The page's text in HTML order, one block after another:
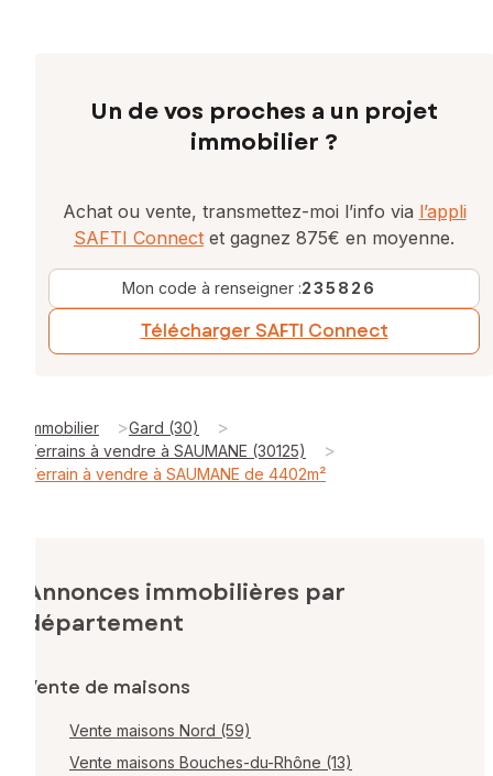
Un de vos proches a un projet
immobilier ?
Achat ou vente, transmettez-moi l’info via l’appli
SAFTI Connect et gagnez 875€ en moyenne.
Mon code à renseigner :235826
Télécharger SAFTI Connect
Immobilier >Gard (30) >
Terrains à vendre à SAUMANE (30125) >
Terrain à vendre à SAUMANE de 4402m²
Annonces immobilières par
département
Vente de maisons
Vente maisons Nord (59)
Vente maisons Bouches-du-Rhône (13)